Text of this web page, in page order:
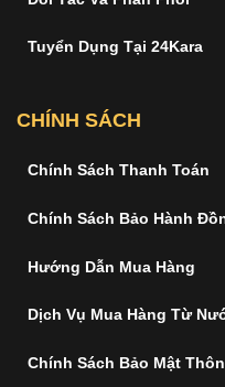
Tuyển Dụng Tại 24Kara
CHÍNH SÁCH
Chính Sách Thanh Toán
Chính Sách Bảo Hành
Hướng Dẫn Mua Hàng
Dịch Vụ Mua Hàng Từ
Chính Sách Bảo Mật